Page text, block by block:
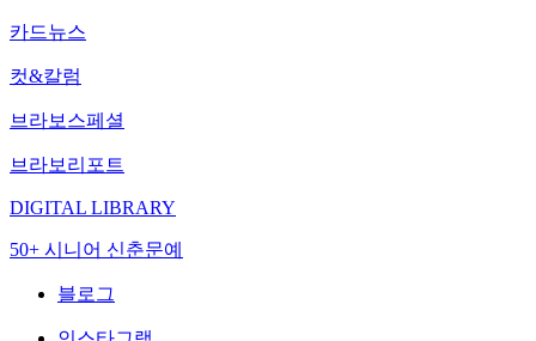
카드뉴스
컷&칼럼
브라보스페셜
브라보리포트
DIGITAL LIBRARY
50+ 시니어 신춘문예
블로그